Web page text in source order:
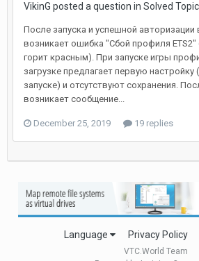
VikinG posted a question in Solved
После запуска и успешной авторизации
возникает ошибка "Сбой профиля
горит красным). При запуске игры
загрузке предлагает первую настройку
запуске) и отсутствуют сохранения.
возникает сообщение...
December 25, 2019 19 replies
Language Privacy Policy
VTC.World Team